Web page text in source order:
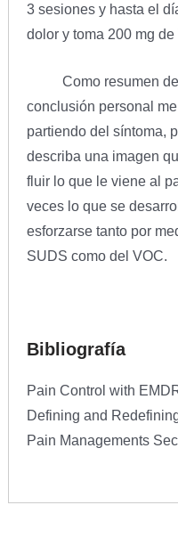
3 sesiones y hasta el
dolor y toma 200 mg de
Como resumen de
conclusión personal
partiendo del síntoma,
describa una imagen
fluir lo que le viene al
veces lo que se
esforzarse tanto por
SUDS como del VOC.
Bibliografía
Pain Control with
Defining and
Pain Managements